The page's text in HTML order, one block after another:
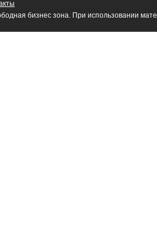
бизнес зона. При использовании